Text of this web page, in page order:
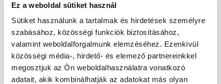
Ez a weboldal sütiket használ
Sütiket használunk a tartalmak és hirdetések személyre
szabásához, közösségi funkciók biztosításához,
valamint weboldalforgalmunk elemzéséhez. Ezenkívül
közösségi média-, hirdető- és elemező partnereinkkel
megosztjuk az Ön weboldalhasználatra vonatkozó
adatait, akik kombinálhatják az adatokat más olyan
PROFIL KÉP
Saját fotó feltöltése (opcionális)
TALLÓZÁS